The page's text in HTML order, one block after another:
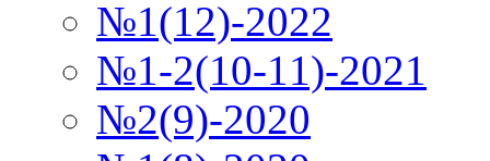
№1(12)-2022
№1-2(10-11)-2021
№2(9)-2020